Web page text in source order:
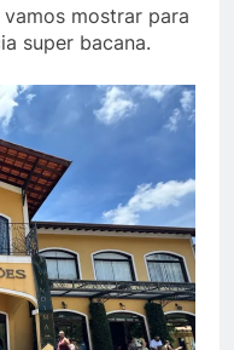
mostrar para
super bacana.